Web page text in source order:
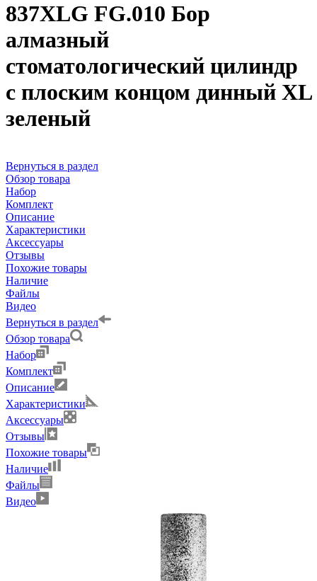
837XLG FG.010 Бор
алмазный
стоматологический цилиндр
с плоским концом динный XL
зеленый
Вернуться в раздел
Обзор товара
Набор
Комплект
Описание
Характеристики
Аксессуары
Отзывы
Похожие товары
Наличие
Файлы
Видео
Вернуться в раздел
Обзор товара
Набор
Комплект
Описание
Характеристики
Аксессуары
Отзывы
Похожие товары
Наличие
Файлы
Видео